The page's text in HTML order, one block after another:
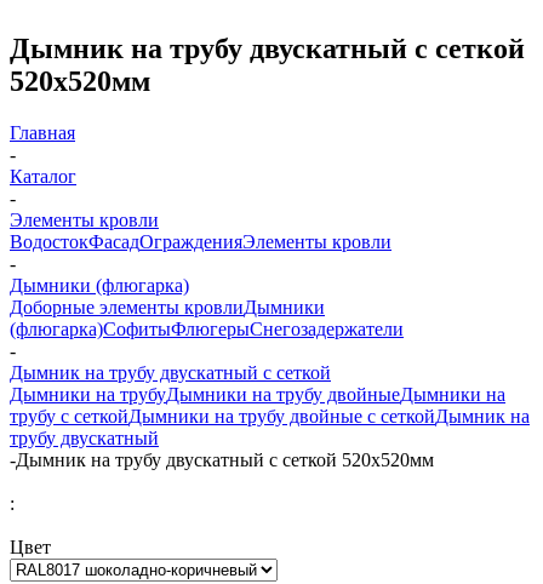
Дымник на трубу двускатный с сеткой
520x520мм
Главная
-
Каталог
-
Элементы кровли
ВодостокФасадОгражденияЭлементы кровли
-
Дымники (флюгарка)
Доборные элементы кровлиДымники
(флюгарка)СофитыФлюгерыСнегозадержатели
-
Дымник на трубу двускатный с сеткой
Дымники на трубуДымники на трубу двойныеДымники на
трубу с сеткойДымники на трубу двойные с сеткойДымник на
трубу двускатный
-Дымник на трубу двускатный с сеткой 520x520мм
:
Цвет